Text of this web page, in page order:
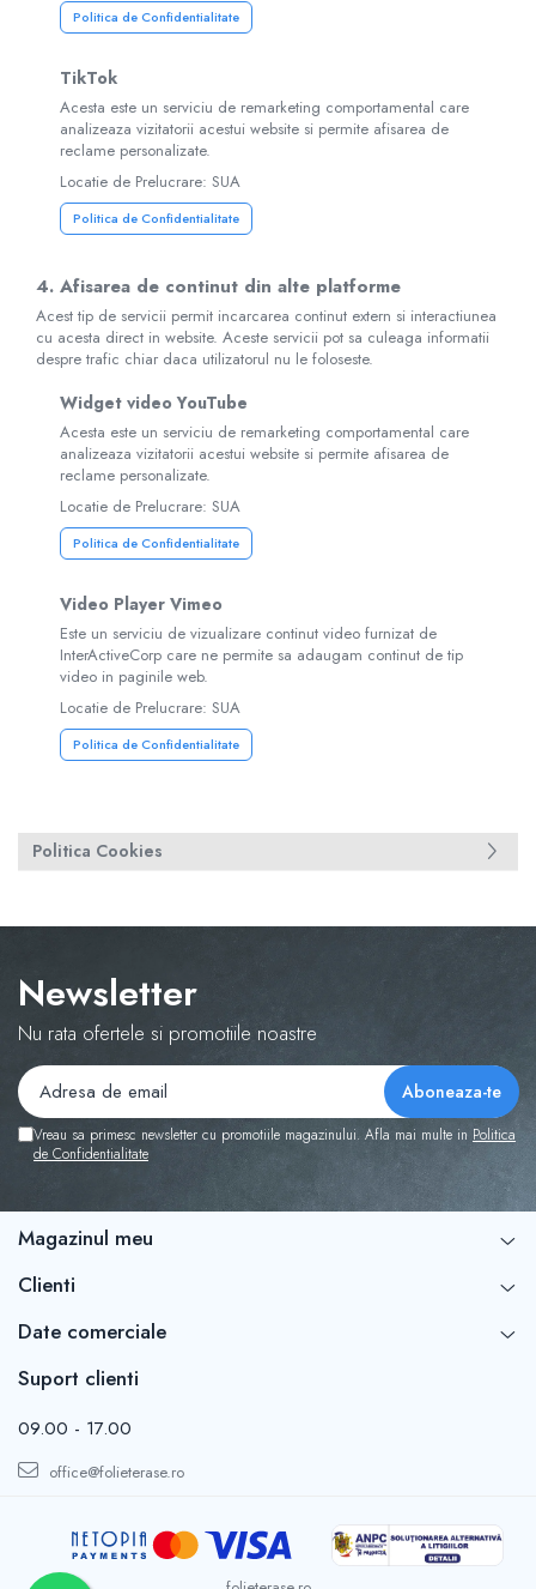
Politica de Confidentialitate
TikTok
Acesta este un serviciu de remarketing comportamental care
analizeaza vizitatorii acestui website si permite afisarea de
reclame personalizate.
Locatie de Prelucrare: SUA
Politica de Confidentialitate
4. Afisarea de continut din alte platforme
Acest tip de servicii permit incarcarea continut extern si interactiunea
cu acesta direct in website. Aceste servicii pot sa culeaga informatii
despre trafic chiar daca utilizatorul nu le foloseste.
Widget video YouTube
Acesta este un serviciu de remarketing comportamental care
analizeaza vizitatorii acestui website si permite afisarea de
reclame personalizate.
Locatie de Prelucrare: SUA
Politica de Confidentialitate
Video Player Vimeo
Este un serviciu de vizualizare continut video furnizat de
InterActiveCorp care ne permite sa adaugam continut de tip
video in paginile web.
Locatie de Prelucrare: SUA
Politica de Confidentialitate
Politica Cookies
Newsletter
Nu rata ofertele si promotiile noastre
Vreau sa primesc newsletter cu promotiile magazinului. Afla mai multe in Politica
de Confidentialitate
Magazinul meu
Clienti
Date comerciale
Suport clienti
09.00 - 17.00
office@folieterase.ro